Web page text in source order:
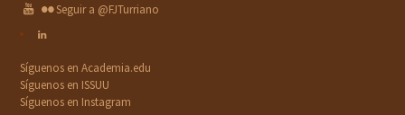
Seguir a @FJTurriano
Síguenos en Academia.edu
Síguenos en ISSUU
Síguenos en Instagram